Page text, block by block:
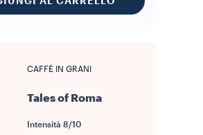
CAFFÈ IN GRANI
Tales of Roma
Intensità 8/10